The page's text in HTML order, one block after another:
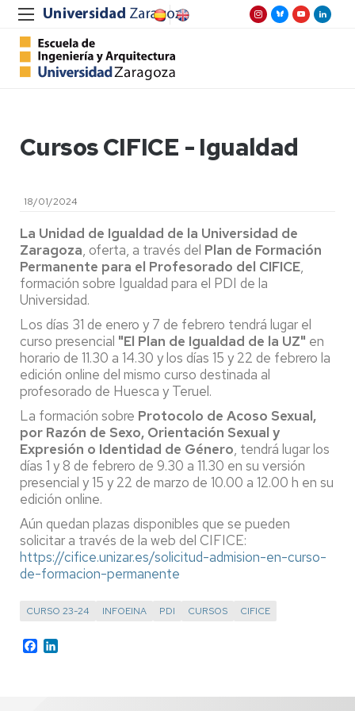
Cursos CIFICE - Igualdad
18/01/2024
La Unidad de Igualdad de la Universidad de
Zaragoza, oferta, a través del Plan de Formación
Permanente para el Profesorado del CIFICE,
formación sobre Igualdad para el PDI de la
Universidad.
Los días 31 de enero y 7 de febrero tendrá lugar el
curso presencial "El Plan de Igualdad de la UZ" en
horario de 11.30 a 14.30 y los días 15 y 22 de febrero la
edición online del mismo curso destinada al
profesorado de Huesca y Teruel.
La formación sobre Protocolo de Acoso Sexual,
por Razón de Sexo, Orientación Sexual y
Expresión o Identidad de Género, tendrá lugar los
días 1 y 8 de febrero de 9.30 a 11.30 en su versión
presencial y 15 y 22 de marzo de 10.00 a 12.00 h en su
edición online.
Aún quedan plazas disponibles que se pueden
solicitar a través de la web del CIFICE:
https://cifice.unizar.es/solicitud-admision-en-curso-
de-formacion-permanente
CURSO 23-24 INFOEINA PDI CURSOS CIFICE
Facebook